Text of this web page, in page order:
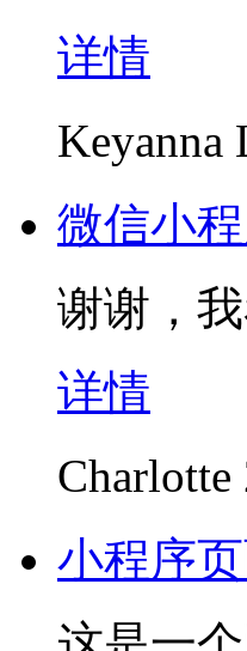
详情
Keyanna
微信小
谢谢，
详情
Charlotte
小程序